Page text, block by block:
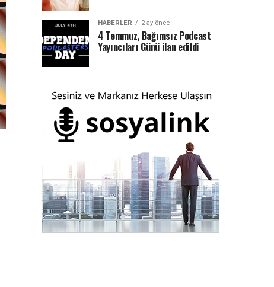
HABERLER 2 ay önce
4 Temmuz, Bağımsız Podcast
Yayıncıları Günü ilan edildi